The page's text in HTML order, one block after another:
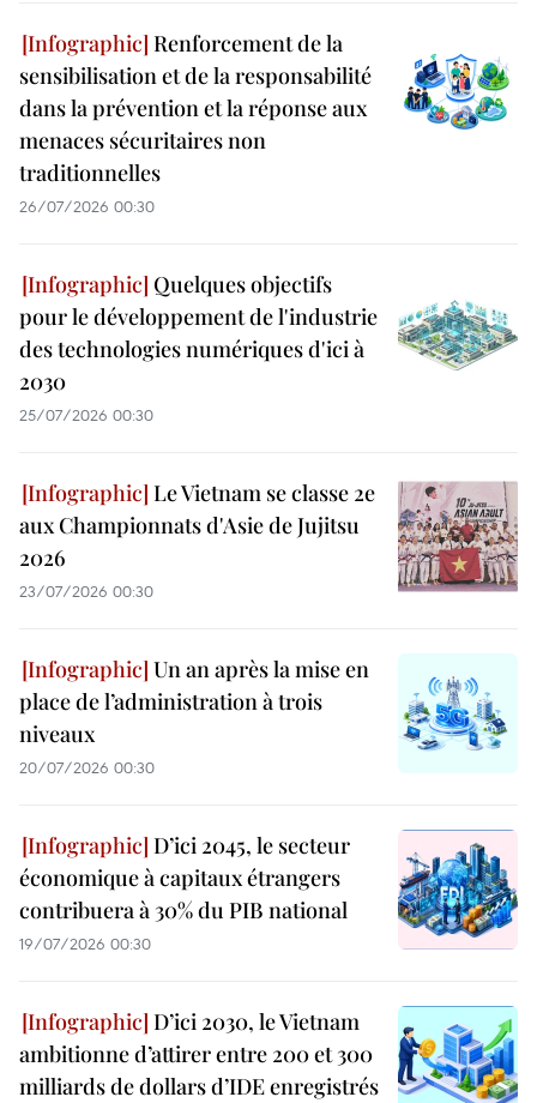
Renforcement de la
sensibilisation et de la responsabilité
dans la prévention et la réponse aux
menaces sécuritaires non
traditionnelles
26/07/2026 00:30
Quelques objectifs
pour le développement de l'industrie
des technologies numériques d'ici à
2030
25/07/2026 00:30
Le Vietnam se classe 2e
aux Championnats d'Asie de Jujitsu
2026
23/07/2026 00:30
Un an après la mise en
place de l’administration à trois
niveaux
20/07/2026 00:30
D’ici 2045, le secteur
économique à capitaux étrangers
contribuera à 30% du PIB national
19/07/2026 00:30
D’ici 2030, le Vietnam
ambitionne d’attirer entre 200 et 300
milliards de dollars d’IDE enregistrés